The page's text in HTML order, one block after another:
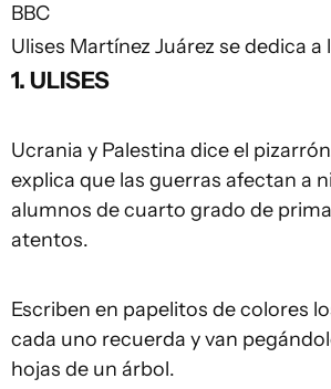
BBC
Ulises Martínez Juárez se dedica a
1. ULISES
Ucrania y Palestina dice el
explica que las guerras afectan a
alumnos de cuarto grado de
atentos.
Escriben en papelitos de colores
cada uno recuerda y van
hojas de un árbol.